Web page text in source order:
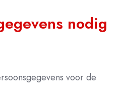
nodig
voor de